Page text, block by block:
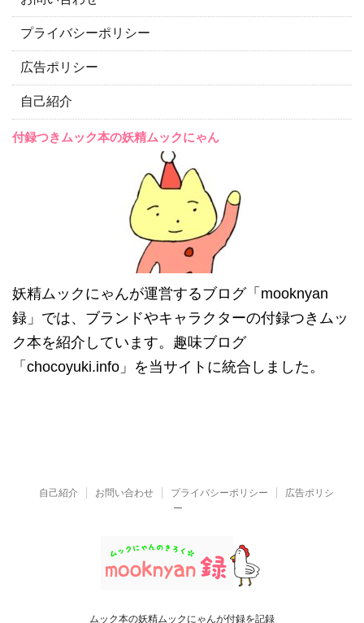
プライバシーポリシー
広告ポリシー
自己紹介
付録つきムック本の妖精ムックにゃん
妖精ムックにゃんが運営するブログ「mooknyan
録」では、ブランドやキャラクターの付録つきムッ
ク本を紹介しています。趣味ブログ
「chocoyuki.info」を当サイトに統合しました。
自己紹介 お問い合わせ プライバシーポリシー
広告ポリシ
ー
ムック本の妖精ムックにゃんが付録を記録